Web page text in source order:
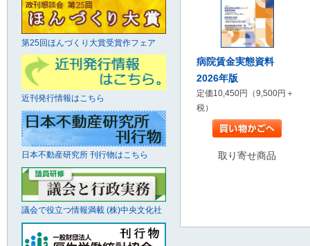
病院賃金実態資料
2026年版
定価10,450円（9,500円＋
税）
取り寄せ商品
第25回ほんづくり大賞受賞作フェア
近刊発行情報はこちら
日本不動産研究所 刊行物はこちら
議会で役立つ情報満載 (株)中央文化社